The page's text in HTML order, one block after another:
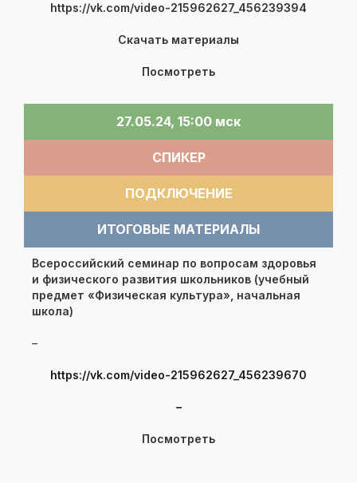
https://vk.com/video-215962627_456239394
Скачать материалы
Посмотреть
27.05.24, 15:00 мск
СПИКЕР
ПОДКЛЮЧЕНИЕ
ИТОГОВЫЕ МАТЕРИАЛЫ
Всероссийский семинар по вопросам здоровья
и физического развития школьников (учебный
предмет «Физическая культура», начальная
школа)
–
https://vk.com/video-215962627_456239670
–
Посмотреть